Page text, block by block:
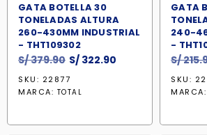
GATA BOTELLA 30
TONELADAS ALTURA
260-430MM INDUSTRIAL
- THT109302
S/379.90 El
precio
original
S/ 322.90
SKU: 22877
MARCA: TOTAL
GATA
240-
-
S/
SKU:
MARCA: